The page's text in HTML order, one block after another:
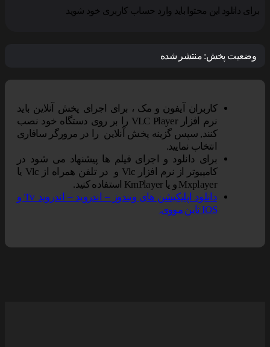
برای دانلود این محتوا باید وارد حساب کاربری خود شوید
وضعیت پخش: منتشر شده
کاربران آیفون و مک ، برای اجرای پخش آنلاین باید
نرم افزار VLC Player را بر روی دستگاه خود نصب
کنند, سپس گزینه پخش آنلاین را در مرورگر سافاری
انتخاب نمایید.
برای دانلود و اجرای فیلم ها پیشنهاد می شود در
کامپیوتر از نرم افزار Vlc و در تلفن همراه از Vlc یا
Mxplayer و یا KmPlayer استفاده کنید.
دانلود اپلیکیشن های ویندوز – اندروید – اندروید Tv و
IOS ناین مووی.